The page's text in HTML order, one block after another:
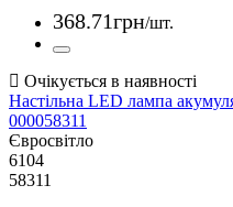
368.71грн/шт.
Настільна LED лампа
000058311
Євросвітло
6104
58311